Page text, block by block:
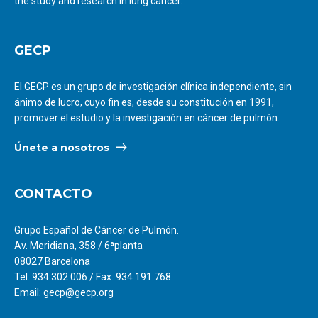
GECP
El GECP es un grupo de investigación clínica independiente, sin
ánimo de lucro, cuyo fin es, desde su constitución en 1991,
promover el estudio y la investigación en cáncer de pulmón.
Únete a nosotros
CONTACTO
Grupo Español de Cáncer de Pulmón.
Av. Meridiana, 358 / 6ªplanta
08027 Barcelona
Tel. 934 302 006 / Fax. 934 191 768
Email: gecp@gecp.org